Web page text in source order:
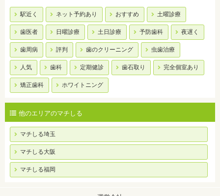
駅近く ネット予約あり おすすめ 土曜診療
歯医者 日曜診療 土日診療 予防歯科 夜遅く
歯周病 評判 歯のクリーニング 虫歯治療
人気 歯科 定期健診 歯石取り 完全個室あり
矯正歯科 ホワイトニング
他のエリアのマチしる
マチしる埼玉
マチしる大阪
マチしる福岡